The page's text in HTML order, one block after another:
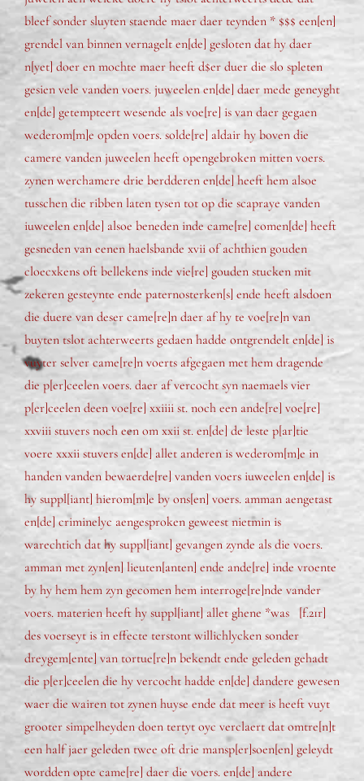
bleef sonder sluyten staende maer daer teynden * $$$ een[en]
grendel van binnen vernagelt en[de] gesloten dat hy daer
n[yet] doer en mochte maer heeft d$er duer die slo spleten
gesien vele vanden voers. juweelen en[de] daer mede geneyght
en[de] getempteert wesende als voe[re] is van daer gegaen
wederom[m]e opden voers. solde[re] aldair hy boven die
camere vanden juweelen heeft opengebroken mitten voers.
zynen werchamere drie berdderen en[de] heeft hem alsoe
tusschen die ribben laten tysen tot op die scapraye vanden
iuweelen en[de] alsoe beneden inde came[re] comen[de] heeft
gesneden van eenen haelsbande xvii of achthien gouden
cloecxkens oft bellekens inde vie[re] gouden stucken mit
zekeren gesteynte ende paternosterken[s] ende heeft alsdoen
die duere van deser came[re]n daer af hy te voe[re]n van
buyten tslot achterweerts gedaen hadde ontgrendelt en[de] is
vuyter selver came[re]n voerts afgegaen met hem dragende
die p[er]ceelen voers. daer af vercocht syn naemaels vier
p[er]ceelen deen voe[re] xxiiii st. noch een ande[re] voe[re]
xxviii stuvers noch een om xxii st. en[de] de leste p[ar]tie
voere xxxii stuvers en[de] allet anderen is wederom[m]e in
handen vanden bewaerde[re] vanden voers iuweelen en[de] is
hy suppl[iant] hierom[m]e by ons[en] voers. amman aengetast
en[de] criminelyc aengesproken geweest nietmin is
warechtich dat hy suppl[iant] gevangen zynde als die voers.
amman met zyn[en] lieuten[anten] ende ande[re] inde vroente
by hy hem hem zyn gecomen hem interroge[re]nde vander
voers. materien heeft hy suppl[iant] allet ghene *was [f.21r]
des voerseyt is in effecte terstont willichlycken sonder
dreygem[ente] van tortue[re]n bekendt ende geleden gehadt
die p[er]ceelen die hy vercocht hadde en[de] dandere gewesen
waer die wairen tot zynen huyse ende dat meer is heeft vuyt
grooter simpelheyden doen tertyt oyc verclaert dat omtre[n]t
een half jaer geleden twee oft drie mansp[er]soen[en] geleydt
wordden opte came[re] daer die voers. en[de] andere